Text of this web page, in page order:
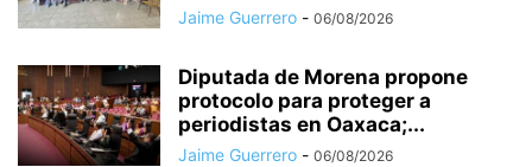
Jaime Guerrero - 06/08/2026
Diputada de Morena propone
protocolo para proteger a
periodistas en Oaxaca;...
Jaime Guerrero - 06/08/2026